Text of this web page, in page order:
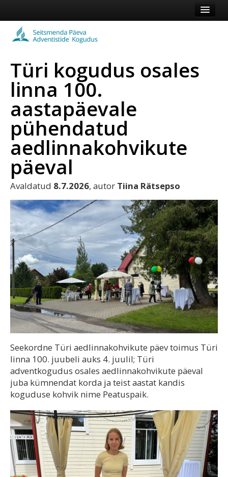
Koduleht
Vaata veel
Logi sisse või registreeru
Türi kogudus osales
linna 100.
aastapäevale
pühendatud
aedlinnakohvikute
päeval
Avaldatud 8.7.2026, autor Tiina Rätsepso
Seekordne Türi aedlinnakohvikute päev toimus Türi
linna 100. juubeli auks 4. juulil; Türi
adventkogudus osales aedlinnakohvikute päeval
juba kümnendat korda ja teist aastat kandis
koguduse kohvik nime Peatuspaik.